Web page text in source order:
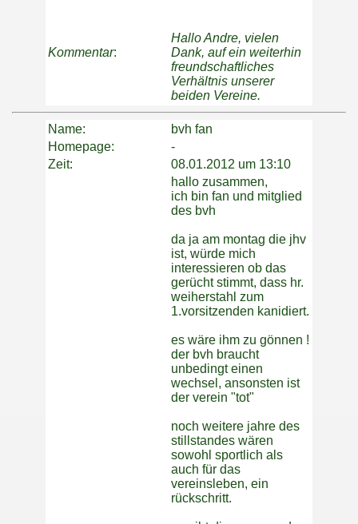
Kommentar:
Hallo Andre, vielen
Dank, auf ein weiterhin
freundschaftliches
Verhältnis unserer
beiden Vereine.
Name:
bvh fan
Homepage:
-
Zeit:
08.01.2012 um 13:10
hallo zusammen,
ich bin fan und mitglied
des bvh
da ja am montag die jhv
ist, würde mich
interessieren ob das
gerücht stimmt, dass hr.
weiherstahl zum
1.vorsitzenden kanidiert.
es wäre ihm zu gönnen !
der bvh braucht
unbedingt einen
wechsel, ansonsten ist
der verein "tot"
noch weitere jahre des
stillstandes wären
sowohl sportlich als
auch für das
vereinsleben, ein
rückschritt.